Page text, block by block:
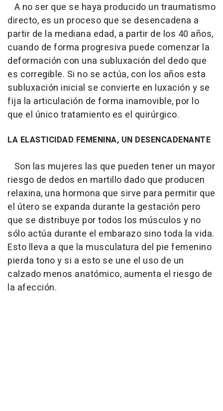
A no ser que se haya producido un traumatismo
directo, es un proceso que se desencadena a
partir de la mediana edad, a partir de los 40 años,
cuando de forma progresiva puede comenzar la
deformación con una subluxación del dedo que
es corregible. Si no se actúa, con los años esta
subluxación inicial se convierte en luxación y se
fija la articulación de forma inamovible, por lo
que el único tratamiento es el quirúrgico.
LA ELASTICIDAD FEMENINA, UN DESENCADENANTE
Son las mujeres las que pueden tener un mayor
riesgo de dedos en martillo dado que producen
relaxina, una hormona que sirve para permitir que
el útero se expanda durante la gestación pero
que se distribuye por todos los músculos y no
sólo actúa durante el embarazo sino toda la vida.
Esto lleva a que la musculatura del pie femenino
pierda tono y si a esto se une el uso de un
calzado menos anatómico, aumenta el riesgo de
la afección.